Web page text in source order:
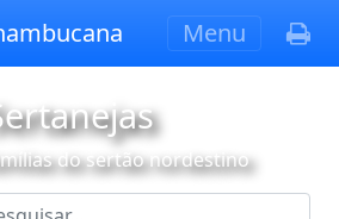
Menu
do sertão nordestino